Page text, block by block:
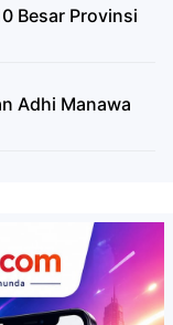
Besar Provinsi
Adhi Manawa